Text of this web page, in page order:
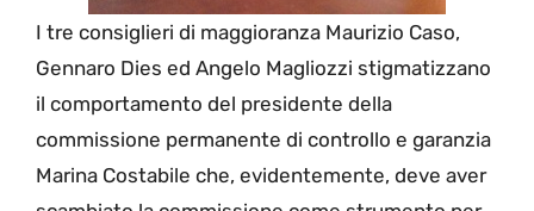
I tre consiglieri di maggioranza Maurizio Caso,
Gennaro Dies ed Angelo Magliozzi stigmatizzano
il comportamento del presidente della
commissione permanente di controllo e garanzia
Marina Costabile che, evidentemente, deve aver